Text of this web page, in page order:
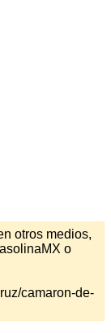
otros medios,
o
camaron-de-